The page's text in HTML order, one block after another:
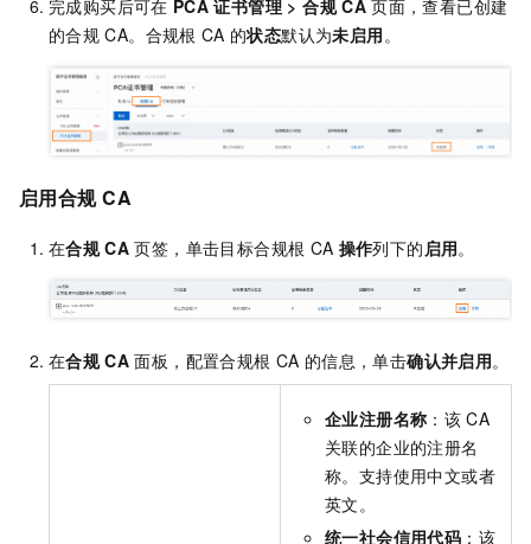
完成购买后可在 PCA 证书管理 >合规 CA 页面，查看已创建
的合规 CA。合规根 CA 的状态默认为未启用 。
启用合规 CA
在合规 CA 页签，单击目标合规根 CA 操作列下的启用。
在合规 CA 面板，配置合规根 CA 的信息，单击确认并启用。
企业注册名称 ：该 CA
关联的企业的注册名
称。支持使用中文或者
英文。
统一社会信用代码 ：该